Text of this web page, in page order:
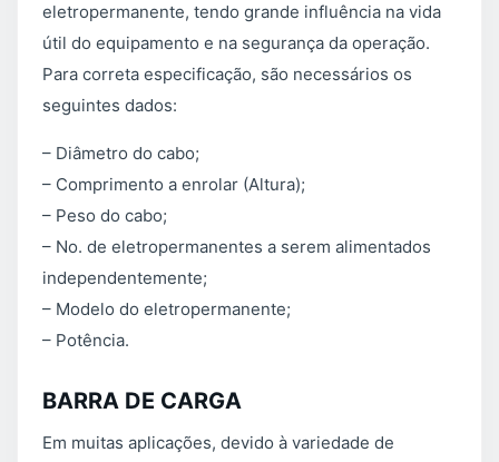
eletropermanente, tendo grande influência na vida
útil do equipamento e na segurança da operação.
Para correta especificação, são necessários os
seguintes dados:
– Diâmetro do cabo;
– Comprimento a enrolar (Altura);
– Peso do cabo;
– No. de eletropermanentes a serem alimentados
independentemente;
– Modelo do eletropermanente;
– Potência.
BARRA DE CARGA
Em muitas aplicações, devido à variedade de